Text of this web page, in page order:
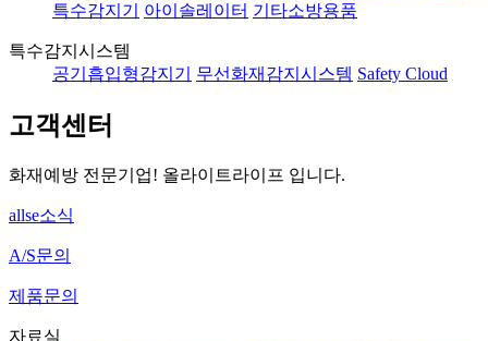
특수감지기
아이솔레이터 기타소방용품
특수감지시스템
공기흡입형감지기
무선화재감지시스템 Safety Cloud
고객센터
화재예방 전문기업! 올라이트라이프 입니다.
allse소식
A/S문의
제품문의
자료실